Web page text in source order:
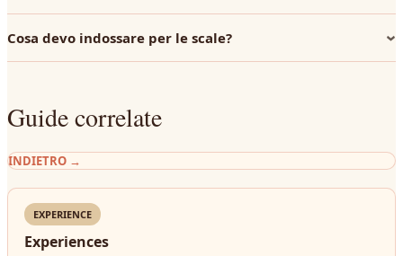
Cosa devo indossare per le scale?
Guide correlate
INDIETRO →
EXPERIENCE
Experiences